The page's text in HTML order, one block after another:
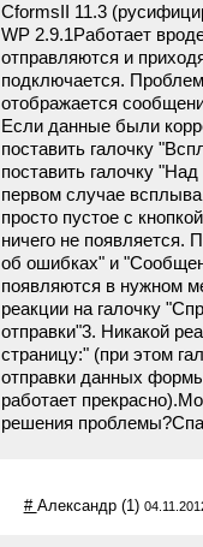
CformsII 11.3
WP 2.9.1Работает
отправляются и
подключается.
отображается
Если данные были
поставить галочку
поставить галочку
первом случае
просто пустое с
ничего не
об ошибках" и
появляются в нужном
реакции на галочку
отправки"3. Никакой
страницу:" (при этом
отправки данных
работает
решения
# Александр (1)